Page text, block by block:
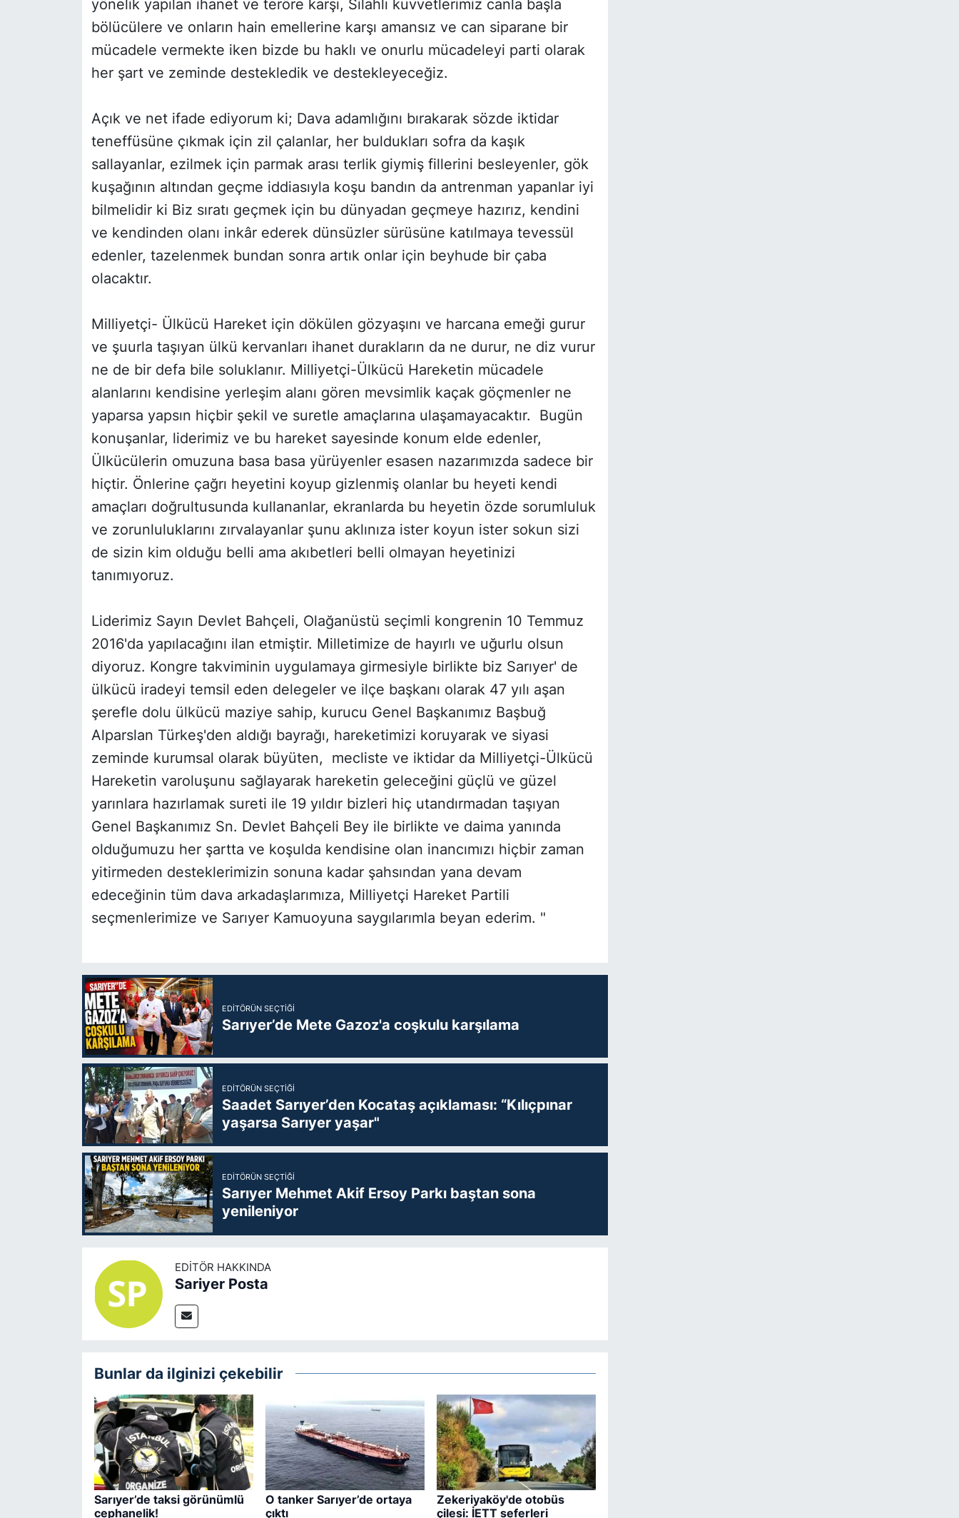
yönelik yapılan ihanet ve teröre karşı, Silahlı kuvvetlerimiz canla başla
bölücülere ve onların hain emellerine karşı amansız ve can siparane bir
mücadele vermekte iken bizde bu haklı ve onurlu mücadeleyi parti olarak
her şart ve zeminde destekledik ve destekleyeceğiz.
Açık ve net ifade ediyorum ki; Dava adamlığını bırakarak sözde iktidar
teneffüsüne çıkmak için zil çalanlar, her buldukları sofra da kaşık
sallayanlar, ezilmek için parmak arası terlik giymiş fillerini besleyenler, gök
kuşağının altından geçme iddiasıyla koşu bandın da antrenman yapanlar iyi
bilmelidir ki Biz sıratı geçmek için bu dünyadan geçmeye hazırız, kendini
ve kendinden olanı inkâr ederek dünsüzler sürüsüne katılmaya tevessül
edenler, tazelenmek bundan sonra artık onlar için beyhude bir çaba
olacaktır.
Milliyetçi- Ülkücü Hareket için dökülen gözyaşını ve harcana emeği gurur
ve şuurla taşıyan ülkü kervanları ihanet durakların da ne durur, ne diz vurur
ne de bir defa bile soluklanır. Milliyetçi-Ülkücü Hareketin mücadele
alanlarını kendisine yerleşim alanı gören mevsimlik kaçak göçmenler ne
yaparsa yapsın hiçbir şekil ve suretle amaçlarına ulaşamayacaktır. Bugün
konuşanlar, liderimiz ve bu hareket sayesinde konum elde edenler,
Ülkücülerin omuzuna basa basa yürüyenler esasen nazarımızda sadece bir
hiçtir. Önlerine çağrı heyetini koyup gizlenmiş olanlar bu heyeti kendi
amaçları doğrultusunda kullananlar, ekranlarda bu heyetin özde sorumluluk
ve zorunluluklarını zırvalayanlar şunu aklınıza ister koyun ister sokun sizi
de sizin kim olduğu belli ama akıbetleri belli olmayan heyetinizi
tanımıyoruz.
Liderimiz Sayın Devlet Bahçeli, Olağanüstü seçimli kongrenin 10 Temmuz
2016'da yapılacağını ilan etmiştir. Milletimize de hayırlı ve uğurlu olsun
diyoruz. Kongre takviminin uygulamaya girmesiyle birlikte biz Sarıyer' de
ülkücü iradeyi temsil eden delegeler ve ilçe başkanı olarak 47 yılı aşan
şerefle dolu ülkücü maziye sahip, kurucu Genel Başkanımız Başbuğ
Alparslan Türkeş'den aldığı bayrağı, hareketimizi koruyarak ve siyasi
zeminde kurumsal olarak büyüten, mecliste ve iktidar da Milliyetçi-Ülkücü
Hareketin varoluşunu sağlayarak hareketin geleceğini güçlü ve güzel
yarınlara hazırlamak sureti ile 19 yıldır bizleri hiç utandırmadan taşıyan
Genel Başkanımız Sn. Devlet Bahçeli Bey ile birlikte ve daima yanında
olduğumuzu her şartta ve koşulda kendisine olan inancımızı hiçbir zaman
yitirmeden desteklerimizin sonuna kadar şahsından yana devam
edeceğinin tüm dava arkadaşlarımıza, Milliyetçi Hareket Partili
seçmenlerimize ve Sarıyer Kamuoyuna saygılarımla beyan ederim. "
EDITÖRÜN SEÇTIĞI
Sarıyer’de Mete Gazoz'a coşkulu karşılama
EDITÖRÜN SEÇTIĞI
Saadet Sarıyer’den Kocataş açıklaması: “Kılıçpınar
yaşarsa Sarıyer yaşar"
EDITÖRÜN SEÇTIĞI
Sarıyer Mehmet Akif Ersoy Parkı baştan sona
yenileniyor
EDITÖR HAKKINDA
Sariyer Posta
Bunlar da ilginizi çekebilir
Sarıyer’de taksi görünümlü
cephanelik!
O tanker Sarıyer’de ortaya
çıktı
Zekeriyaköy'de otobüs
çilesi: İETT seferleri